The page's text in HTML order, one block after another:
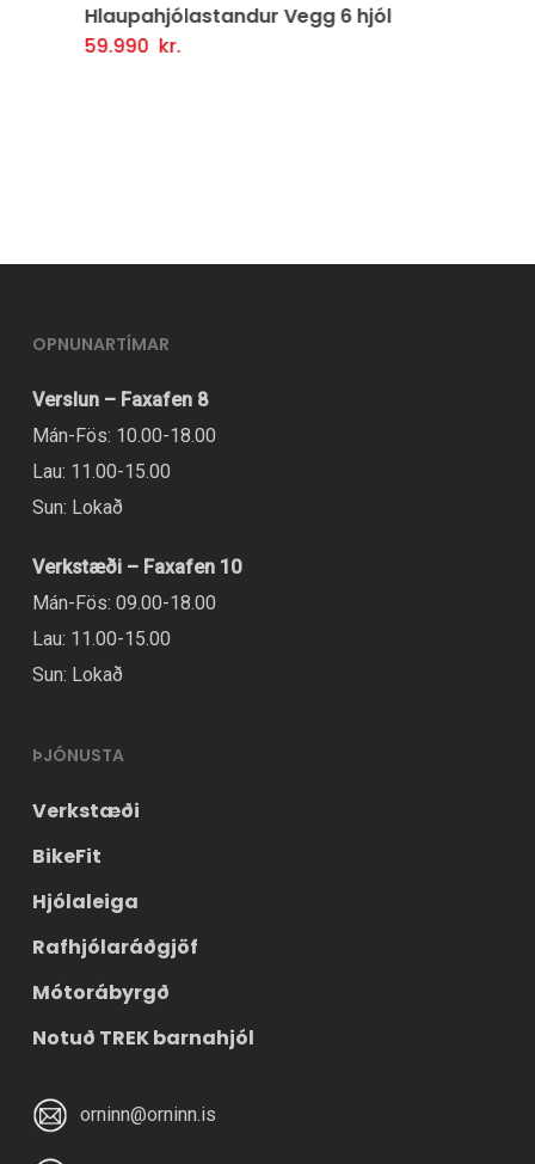
Hlaupahjólastandur Vegg 6 hjól
59.990kr.
Setja Í Körfu
OPNUNARTÍMAR
Verslun – Faxafen 8
Mán-Fös: 10.00-18.00
Lau: 11.00-15.00
Sun: Lokað
Verkstæði – Faxafen 10
Mán-Fös: 09.00-18.00
Lau: 11.00-15.00
Sun: Lokað
ÞJÓNUSTA
Verkstæði
BikeFit
Hjólaleiga
Rafhjólaráðgjöf
Mótorábyrgð
Notuð TREK barnahjól
orninn@orninn.is